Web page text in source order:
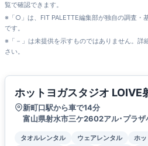
覧で確認できます。
※「○」は、FIT PALETTE編集部が独自の調査・
です。
※「－」は未提供を示すものではありません。詳
さい。
ホットヨガスタジオ LOIVE
新町口駅から車で14分
富山県射水市三ケ2602アル･プラザ
タオルレンタル ウェアレンタル ホ